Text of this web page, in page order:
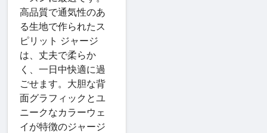
高品質で通気性のあ
る生地で作られたス
ピリット ジャージ
は、丈夫で柔らか
く、一日中快適に過
ごせます。大胆な背
面グラフィックとユ
ニークなカラーウェ
イが特徴のジャージ